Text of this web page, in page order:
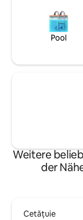
Pool
Weitere
der
Cetățuie